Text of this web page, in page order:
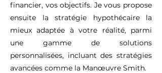
financier, vos objectifs. Je vous propose
ensuite la stratégie hypothécaire la
mieux adaptée à votre réalité, parmi
une gamme de solutions
personnalisées, incluant des stratégies
avancées comme la Manœuvre Smith.